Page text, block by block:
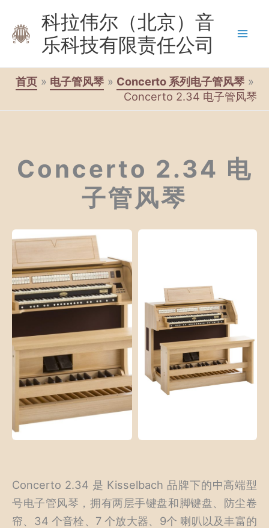
科拉伟尔（北京）音
乐科技有限责任公司
首页 电子管风琴
Concerto 系列电子管风琴
Concerto 2.34 电子管风琴
Concerto 2.34 电
子管风琴
Concerto 2.34 是 Kisselbach 品牌下的中高端型
号电子管风琴，拥有两层手键盘和脚键盘、防尘卷
帘、34 个音栓、7 个放大器、9个 喇叭以及丰富的